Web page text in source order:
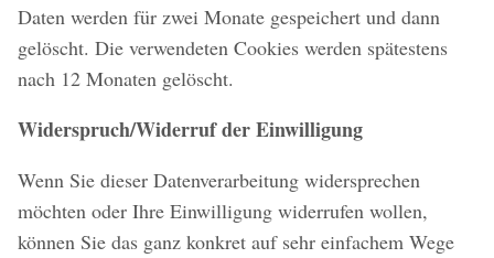
Daten werden für zwei Monate gespeichert und dann
gelöscht. Die verwendeten Cookies werden spätestens
nach 12 Monaten gelöscht.
Widerspruch/Widerruf der Einwilligung
Wenn Sie dieser Datenverarbeitung widersprechen
möchten oder Ihre Einwilligung widerrufen wollen,
können Sie das ganz konkret auf sehr einfachem Wege